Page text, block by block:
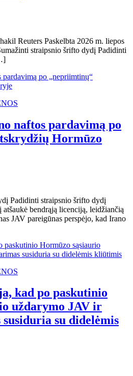
Reuters Paskelbta 2026 m. liepos
straipsnio šrifto dydį Padidinti
naftos pardavimą po
Hormūzo
Padidinti straipsnio šrifto dydį
bendrąją licenciją, leidžiančią
JAV pareigūnas perspėjo, kad Irano
kad po paskutinio
uždarymo JAV ir
su didelėmis